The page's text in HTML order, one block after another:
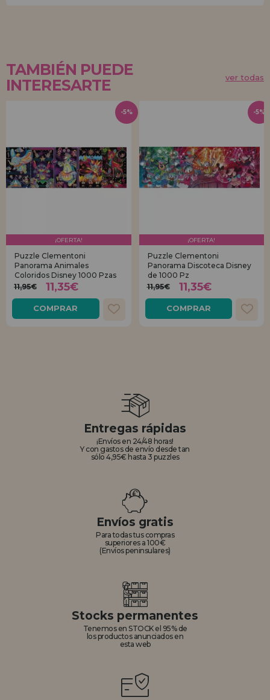
TAMBIÉN PUEDE
INTERESARTE
ver todas
¡OFERTA!
Puzzle Clementoni
Panorama Animales
Coloridos Disney 1000 Pzas
11,95€
11,35€
COMPRAR
-5%
¡OFERTA!
Puzzle Clementoni
Panorama Discoteca Disney
de 1000 Pz
11,95€
11,35€
COMPRAR
-5%
Entregas rápidas
¡Envíos en 24/48 horas!
Y con gastos de envío desde tan
sólo 4,95€ hasta 3 puzzles
Envíos gratis
Para todas tus compras
superiores a 100€
(Envíos peninsulares)
Stocks permanentes
Tenemos en STOCK el 95% de
los productos anunciados en
esta web